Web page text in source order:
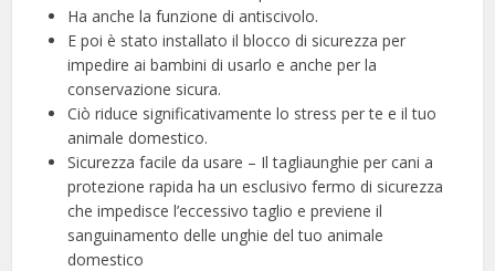
Ha anche la funzione di antiscivolo.
E poi è stato installato il blocco di sicurezza per
impedire ai bambini di usarlo e anche per la
conservazione sicura.
Ciò riduce significativamente lo stress per te e il tuo
animale domestico.
Sicurezza facile da usare – Il tagliaunghie per cani a
protezione rapida ha un esclusivo fermo di sicurezza
che impedisce l’eccessivo taglio e previene il
sanguinamento delle unghie del tuo animale
domestico